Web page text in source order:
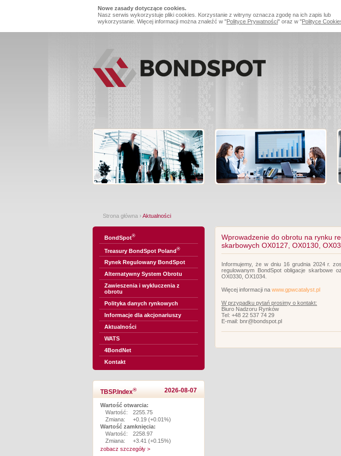
Nowe zasady dotyczące cookies.
Nasz serwis wykorzystuje pliki cookies. Korzystanie z witryny oznacza zgodę na ich zapis lub
wykorzystanie. Więcej informacji można znaleźć w "Polityce Prywatności" oraz w "Polityce
Strona główna › Aktualności
BondSpot®
Treasury BondSpot Poland®
Rynek Regulowany BondSpot
Alternatywny System Obrotu
Zawieszenia i wykluczenia z
obrotu
Polityka danych rynkowych
Informacje dla akcjonariuszy
Aktualności
WATS
4BondNet
Kontakt
TBSP.Index® 2026-08-07
Wartość otwarcia:
Wartość:
2255.75
Zmiana:
+0.19 (+0.01%)
Wartość zamknięcia:
Wartość:
2258.97
Zmiana:
+3.41 (+0.15%)
zobacz szczegóły >
Wprowadzenie do obrotu na rynku
skarbowych OX0127, OX0130,
Informujemy, że w dniu 16 grudnia 2024 r.
regulowanym BondSpot obligacje skarbowe
OX0330, OX1034.
Więcej informacji na www.gpwcatalyst.pl
W przypadku pytań prosimy o kontakt:
Biuro Nadzoru Rynków
Tel: +48 22 537 74 29
E-mail: bnr@bondspot.pl